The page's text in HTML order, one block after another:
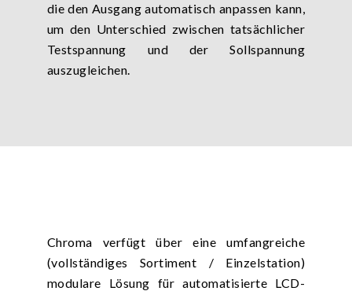
die den Ausgang automatisch anpassen kann,
um den Unterschied zwischen tatsächlicher
Testspannung und der Sollspannung
auszugleichen.
Chroma verfügt über eine umfangreiche
(vollständiges Sortiment / Einzelstation)
modulare Lösung für automatisierte LCD-